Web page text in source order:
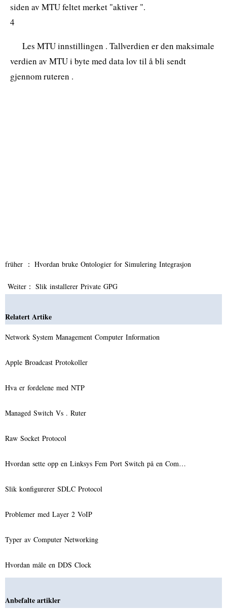
siden av MTU feltet merket "aktiver ".
4
Les MTU innstillingen . Tallverdien er den maksimale
verdien av MTU i byte med data lov til å bli sendt
gjennom ruteren .
früher ： Hvordan bruke Ontologier for Simulering Integrasjon
Weiter： Slik installerer Private GPG
Relatert Artike
Network System Management Computer Information
Apple Broadcast Protokoller
Hva er fordelene med NTP
Managed Switch Vs . Ruter
Raw Socket Protocol
Hvordan sette opp en Linksys Fem Port Switch på en Com…
Slik konfigurerer SDLC Protocol
Problemer med Layer 2 VoIP
Typer av Computer Networking
Hvordan måle en DDS Clock
Anbefalte artikler